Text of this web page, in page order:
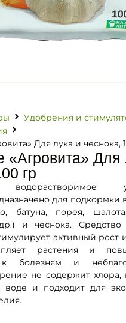
Удобрения и
Для лука и чеснока,
«Агровита» Для
гр
водорастворимое
для подкормки
батуна, порея,
и чеснока. Средство
активный рост
растения и
к болезням и
не содержит хлора,
воде и подходит для